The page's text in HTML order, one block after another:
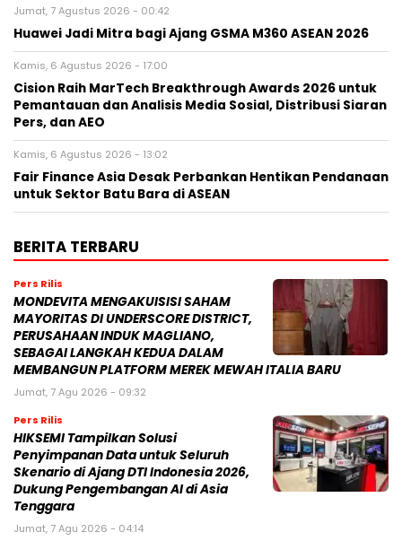
Jumat, 7 Agustus 2026 - 00:42
Huawei Jadi Mitra bagi Ajang GSMA M360 ASEAN 2026
Kamis, 6 Agustus 2026 - 17:00
Cision Raih MarTech Breakthrough Awards 2026 untuk
Pemantauan dan Analisis Media Sosial, Distribusi Siaran
Pers, dan AEO
Kamis, 6 Agustus 2026 - 13:02
Fair Finance Asia Desak Perbankan Hentikan Pendanaan
untuk Sektor Batu Bara di ASEAN
BERITA TERBARU
Pers Rilis
MONDEVITA MENGAKUISISI SAHAM
MAYORITAS DI UNDERSCORE DISTRICT,
PERUSAHAAN INDUK MAGLIANO,
SEBAGAI LANGKAH KEDUA DALAM
MEMBANGUN PLATFORM MEREK MEWAH ITALIA BARU
Jumat, 7 Agu 2026 - 09:32
Pers Rilis
HIKSEMI Tampilkan Solusi
Penyimpanan Data untuk Seluruh
Skenario di Ajang DTI Indonesia 2026,
Dukung Pengembangan AI di Asia
Tenggara
Jumat, 7 Agu 2026 - 04:14